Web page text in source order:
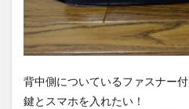
背中側についているファスナー付
鍵とスマホを入れたい！